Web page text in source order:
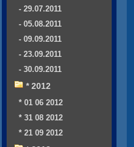
- 29.07.2011
- 05.08.2011
- 09.09.2011
- 23.09.2011
- 30.09.2011
* 2012
* 01 06 2012
* 31 08 2012
* 21 09 2012